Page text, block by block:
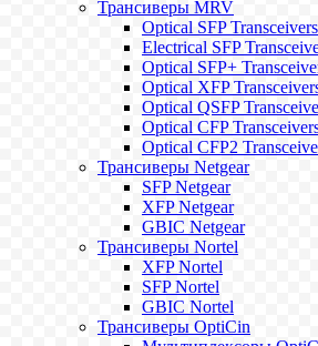
Трансиверы MRV
Optical SFP
Electrical SFP
Optical SFP+
Optical XFP
Optical QSFP
Optical CFP
Optical CFP2
Трансиверы Netgear
SFP Netgear
XFP Netgear
GBIC Netgear
Трансиверы Nortel
XFP Nortel
SFP Nortel
GBIC Nortel
Трансиверы OptiCin